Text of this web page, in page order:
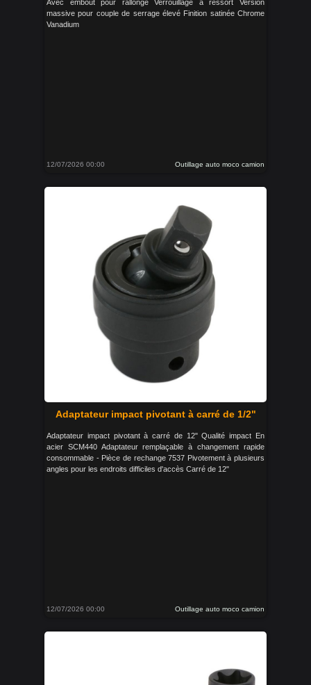
Avec embout pour rallonge Verrouillage à ressort Version
massive pour couple de serrage élevé Finition satinée Chrome
Vanadium
12/07/2026 00:00 Outillage auto moco camion
Adaptateur impact pivotant à carré de 1/2"
Adaptateur impact pivotant à carré de 12" Qualité impact En
acier SCM440 Adaptateur remplaçable à changement rapide
consommable - Pièce de rechange 7537 Pivotement à plusieurs
angles pour les endroits difficiles d'accès Carré de 12"
12/07/2026 00:00 Outillage auto moco camion